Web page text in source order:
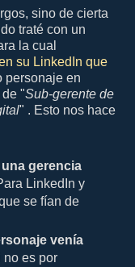
sino de cierta
traté con un
la cual
su LinkedIn que
personaje en
"Sub-gerente de
" . Esto nos hace
gerencia
LinkedIn y
se fían de
venía
no es por